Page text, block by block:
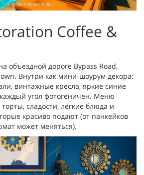
Coffee &
объездной дороге Bypass Road,
Внутри как мини‑шоурум декора:
винтажные кресла, яркие синие
угол фотогеничен. Меню
сладости, лёгкие блюда и
красиво подают (от панкейков
может меняться).